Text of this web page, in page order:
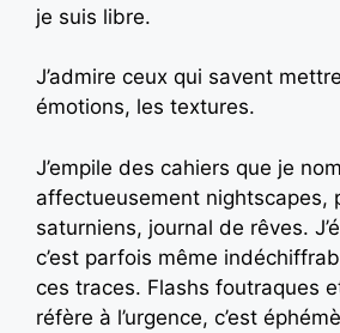
je suis libre.
J’admire ceux qui savent
émotions, les textures.
J’empile des cahiers que je
affectueusement nightscapes,
saturniens, journal de rêves.
c’est parfois même
ces traces. Flashs foutraques
réfère à l’urgence, c’est